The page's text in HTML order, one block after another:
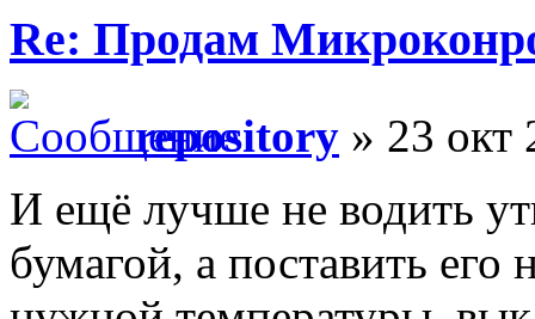
Re: Продам
repository » 23 окт
И ещё лучше не водить
бумагой, а поставить его